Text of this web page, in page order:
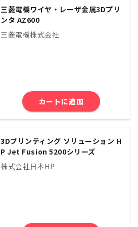
三菱電機ワイヤ・レーザ金属3Dプリ
ンタ AZ600
三菱電機株式会社
カートに追加
3Dプリンティング ソリューション H
P Jet Fusion 5200シリーズ
株式会社日本HP